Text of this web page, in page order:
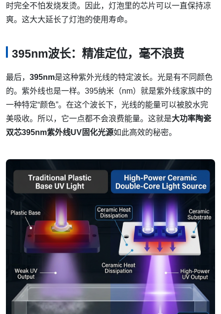
时完全不怕发烧发烫。因此，灯泡里的芯片可以一直保持凉
爽。这大大延长了灯泡的使用寿命。
395nm波长：精准定位，毫不浪费
最后， 395nm是这种紫外光线的特定波长。光是有不同颜色
的。紫外线也是一样。395纳米（nm）就是紫外线家族中的
一种特定“颜色”。在这个波长下，光线的能量可以被胶水完
美吸收。所以，它一点都不会浪费能量。这就是大功率陶瓷
双芯395nm紫外线UV固化光源如此高效的秘密。